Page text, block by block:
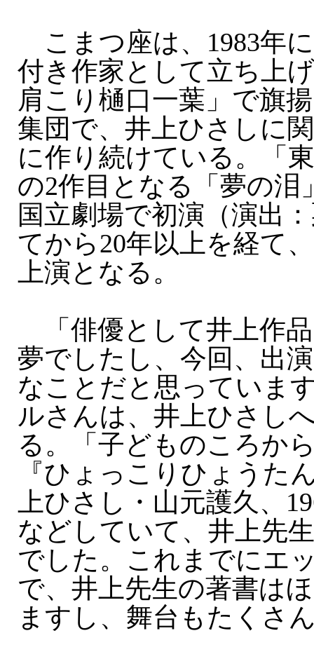
こまつ座は、1983年
付き作家として立ち上
肩こり樋口一葉」で旗
集団で、井上ひさしに
に作り続けている。「
の2作目となる「夢の泪
国立劇場で初演（演出
てから20年以上を経て
上演となる。
「俳優として井上作
夢でしたし、今回、出
なことだと思っていま
ルさんは、井上ひさし
る。「子どものころか
『ひょっこりひょうた
上ひさし・山元護久、
などしていて、井上先
でした。これまでにエ
で、井上先生の著書は
ますし、舞台もたくさ